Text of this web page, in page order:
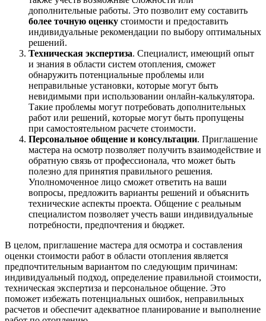
дополнительные работы. Это позволит ему составить
более точную оценку стоимости и предоставить
индивидуальные рекомендации по выбору оптимальных
решений.
Техническая экспертиза. Специалист, имеющий опыт
и знания в области систем отопления, сможет
обнаружить потенциальные проблемы или
неправильные установки, которые могут быть
невидимыми при использовании онлайн-калькулятора.
Такие проблемы могут потребовать дополнительных
работ или решений, которые могут быть пропущены
при самостоятельном расчете стоимости.
Персональное общение и консультации. Приглашение
мастера на осмотр позволяет получить взаимодействие и
обратную связь от профессионала, что может быть
полезно для принятия правильного решения.
Уполномоченное лицо сможет ответить на ваши
вопросы, предложить варианты решений и объяснить
технические аспекты проекта. Общение с реальным
специалистом позволяет учесть ваши индивидуальные
потребности, предпочтения и бюджет.
В целом, приглашение мастера для осмотра и составления
оценки стоимости работ в области отопления является
предпочтительным вариантом по следующим причинам:
индивидуальный подход, определение правильной стоимости,
техническая экспертиза и персональное общение. Это
поможет избежать потенциальных ошибок, неправильных
расчетов и обеспечит адекватное планирование и выполнение